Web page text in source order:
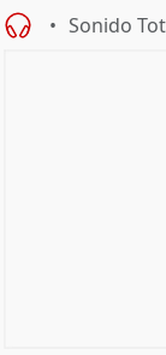
Sonido